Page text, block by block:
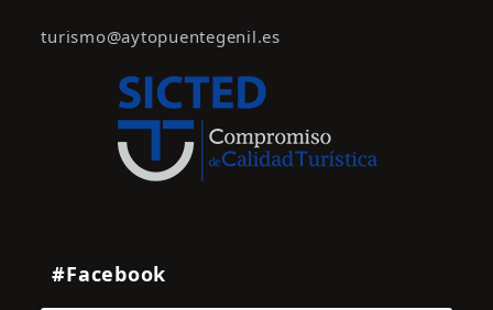
turismo@aytopuentegenil.es
#Facebook